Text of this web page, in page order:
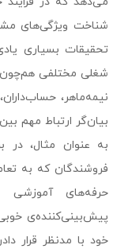
شناخت ویژگی‌های
تحقیقات بسیاری
شغلی مختلفی هم‌چون
نیمه‌ماهر،
بیان‌گر ارتباط مهم
به عنوان مثال، در
فروشندگان که به
حرفه‌های آموزشی
پیش‌بینی‌کننده‌ی خوبی
خود با مدنظر قرار